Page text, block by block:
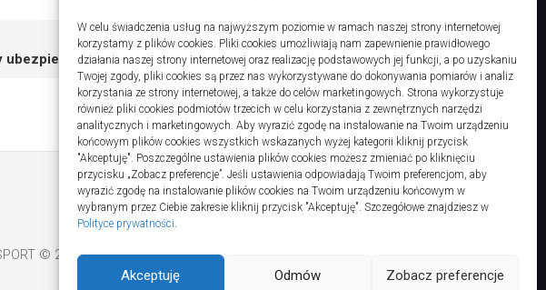
W celu świadczenia usług na najwyższym poziomie w ramach naszej strony internetowej
korzystamy z plików cookies. Pliki cookies umożliwiają nam zapewnienie prawidłowego
działania naszej strony internetowej oraz realizację podstawowych jej funkcji, a po uzyskaniu
Twojej zgody, pliki cookies są przez nas wykorzystywane do dokonywania pomiarów i analiz
korzystania ze strony internetowej, a także do celów marketingowych. Strona wykorzystuje
również pliki cookies podmiotów trzecich w celu korzystania z zewnętrznych narzędzi
analitycznych i marketingowych. Aby wyrazić zgodę na instalowanie na Twoim urządzeniu
końcowym plików cookies wszystkich wskazanych wyżej kategorii kliknij przycisk
"Akceptuję". Poszczególne ustawienia plików cookies możesz zmieniać po kliknięciu
przycisku „Zobacz preferencje”. Jeśli ustawienia odpowiadają Twoim preferencjom, aby
wyrazić zgodę na instalowanie plików cookies na Twoim urządzeniu końcowym w
wybranym przez Ciebie zakresie kliknij przycisk "Akceptuję". Szczegółowe znajdziesz w
Polityce prywatności.
Akceptuję Odmów Zobacz preferencje
NEXT
Rehabilitacja ortopedyczna w Sports Medic
© 2026. All Rights Reserved.